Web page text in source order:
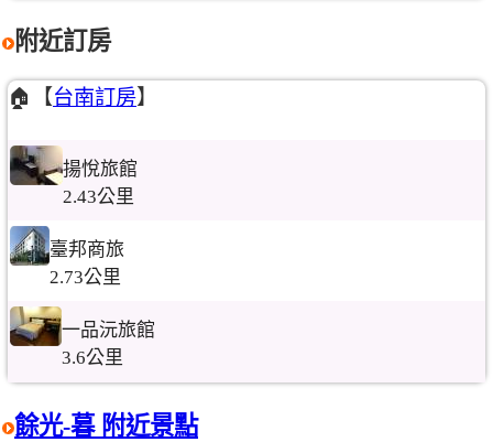
附近訂房
🏠【台南訂房】
揚悅旅館
2.43公里
臺邦商旅
2.73公里
一品沅旅館
3.6公里
餘光-暮 附近景點